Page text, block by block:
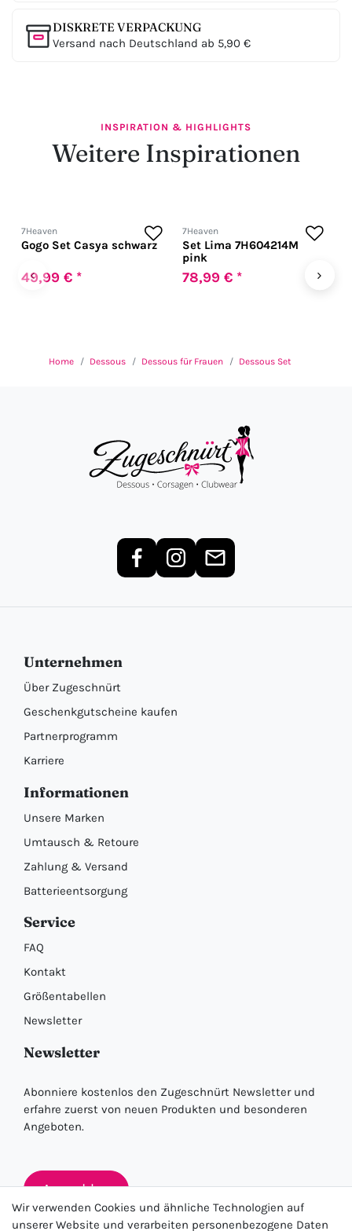
DISKRETE VERPACKUNG
Versand nach Deutschland ab 5,90 €
INSPIRATION & HIGHLIGHTS
Weitere Inspirationen
‹
7Heaven
Gogo Set Casya schwarz
49,99 € *
7Heaven
Set Lima 7H604214M
pink
78,99 € * ›
Home Dessous Dessous für Frauen Dessous Set
Unternehmen
Über Zugeschnürt
Geschenkgutscheine kaufen
Partnerprogramm
Karriere
Informationen
Unsere Marken
Umtausch & Retoure
Zahlung & Versand
Batterieentsorgung
Service
FAQ
Kontakt
Größentabellen
Newsletter
Newsletter
Abonniere kostenlos den Zugeschnürt Newsletter und
erfahre zuerst von neuen Produkten und besonderen
Angeboten.
Anmelden
Wir verwenden Cookies und ähnliche Technologien auf
unserer Website und verarbeiten personenbezogene Daten